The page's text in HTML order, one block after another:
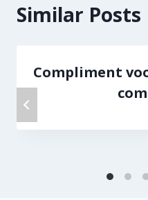
Similar Posts
Compliment